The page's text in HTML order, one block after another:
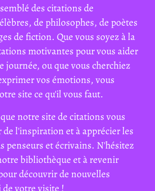
des citations de
de philosophes, de poètes
de fiction. Que vous soyez à la
motivantes pour vous aider
journée, ou que vous cherchiez
vos émotions, vous
site ce qu'il vous faut.
notre site de citations vous
l'inspiration et à apprécier les
penseurs et écrivains. N'hésitez
bibliothèque et à revenir
découvrir de nouvelles
votre visite !